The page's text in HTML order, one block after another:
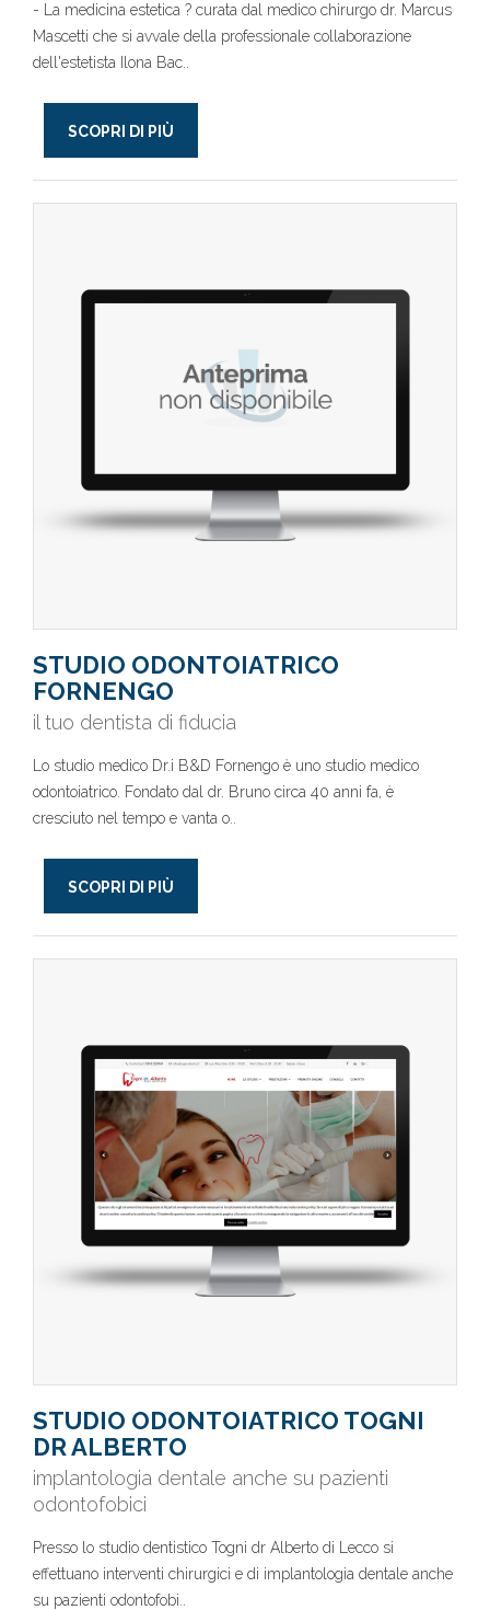
- La medicina estetica ? curata dal medico chirurgo dr. Marcus
Mascetti che si avvale della professionale collaborazione
dell'estetista Ilona Bac..
SCOPRI DI PIÙ
STUDIO ODONTOIATRICO
FORNENGO
il tuo dentista di fiducia
Lo studio medico Dr.i B&D Fornengo è uno studio medico
odontoiatrico. Fondato dal dr. Bruno circa 40 anni fa, è
cresciuto nel tempo e vanta o..
SCOPRI DI PIÙ
STUDIO ODONTOIATRICO TOGNI
DR ALBERTO
implantologia dentale anche su pazienti
odontofobici
Presso lo studio dentistico Togni dr Alberto di Lecco si
effettuano interventi chirurgici e di implantologia dentale anche
su pazienti odontofobi..